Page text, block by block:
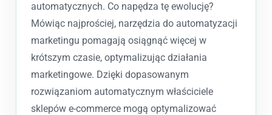
automatycznych. Co napędza tę ewolucję?
Mówiąc najprościej, narzędzia do automatyzacji
marketingu pomagają osiągnąć więcej w
krótszym czasie, optymalizując działania
marketingowe. Dzięki dopasowanym
rozwiązaniom automatycznym właściciele
sklepów e-commerce mogą optymalizować